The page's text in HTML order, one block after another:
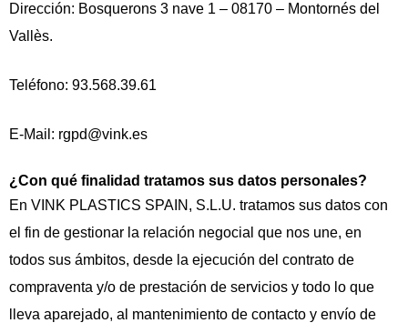
Dirección: Bosquerons 3 nave 1 – 08170 – Montornés del
Vallès.
Teléfono: 93.568.39.61
E-Mail: rgpd@vink.es
¿Con qué finalidad tratamos sus datos personales?
En VINK PLASTICS SPAIN, S.L.U. tratamos sus datos con
el fin de gestionar la relación negocial que nos une, en
todos sus ámbitos, desde la ejecución del contrato de
compraventa y/o de prestación de servicios y todo lo que
lleva aparejado, al mantenimiento de contacto y envío de